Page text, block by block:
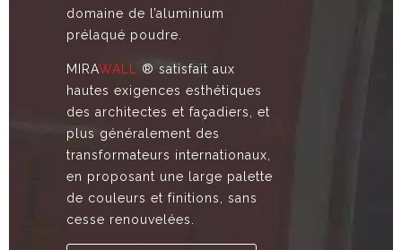
domaine de l’aluminium
prélaqué poudre.
MIRAWALL ® satisfait aux
hautes exigences esthétiques
des architectes et façadiers, et
plus généralement des
transformateurs internationaux,
en proposant une large palette
de couleurs et finitions, sans
cesse renouvelées.